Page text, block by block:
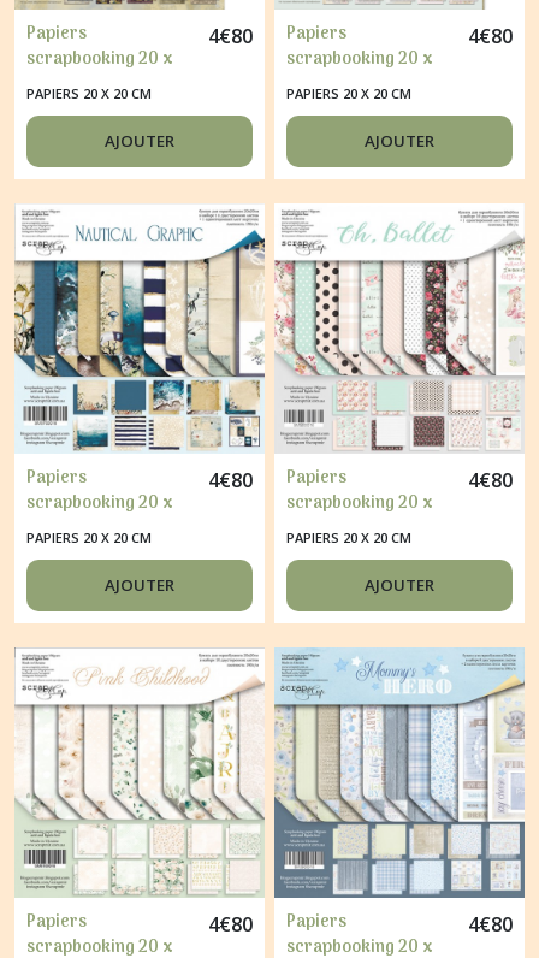
Papiers
scrapbooking 20 x
20 cm album faire
part carte Scrapmir
SOME DAYS
4€80
PAPIERS 20 X 20 CM
AJOUTER
Papiers
scrapbooking 20 x
20 cm album faire
part carte Scrapmir
LA CREME
4€80
PAPIERS 20 X 20 CM
AJOUTER
Papiers
scrapbooking 20 x
20 cm album faire
part carte Scrapmir
NAUTICAL GRAPHIC
4€80
PAPIERS 20 X 20 CM
AJOUTER
Papiers
scrapbooking 20 x
20 cm album faire
part carte Scrapmir
OH BALLET
4€80
PAPIERS 20 X 20 CM
AJOUTER
Papiers
scrapbooking 20 x
4€80
Papiers
scrapbooking 20 x
4€80